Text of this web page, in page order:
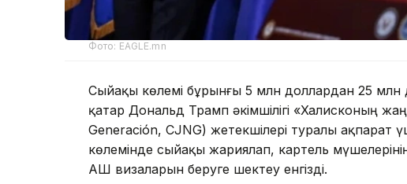
Фото: EAGLE.mn
Сыйақы көлемі бұрынғы 5 млн доллардан 25 млн
қатар Дональд Трамп әкімшілігі «Халисконың
Generación, CJNG) жетекшілері туралы
көлемінде сыйақы жариялап, картель
АҚШ визаларын беруге шектеу енгізді.